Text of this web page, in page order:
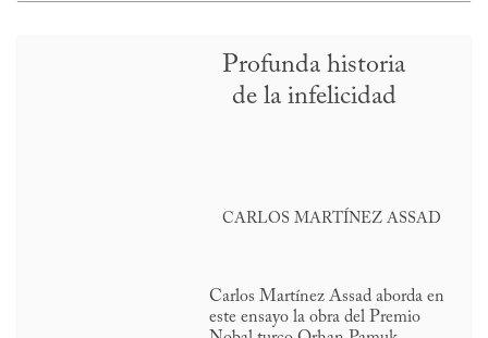
Profunda historia
de la infelicidad
CARLOS MARTÍNEZ ASSAD
Carlos Martínez Assad aborda en
este ensayo la obra del Premio